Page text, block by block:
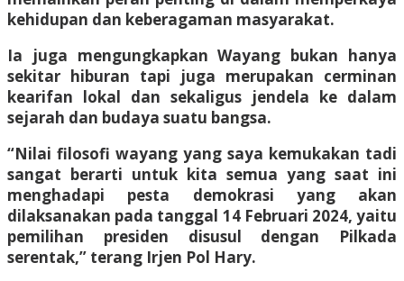
kehidupan dan keberagaman masyarakat.
Ia juga mengungkapkan Wayang bukan hanya
sekitar hiburan tapi juga merupakan cerminan
kearifan lokal dan sekaligus jendela ke dalam
sejarah dan budaya suatu bangsa.
“Nilai filosofi wayang yang saya kemukakan tadi
sangat berarti untuk kita semua yang saat ini
menghadapi pesta demokrasi yang akan
dilaksanakan pada tanggal 14 Februari 2024, yaitu
pemilihan presiden disusul dengan Pilkada
serentak,” terang Irjen Pol Hary.